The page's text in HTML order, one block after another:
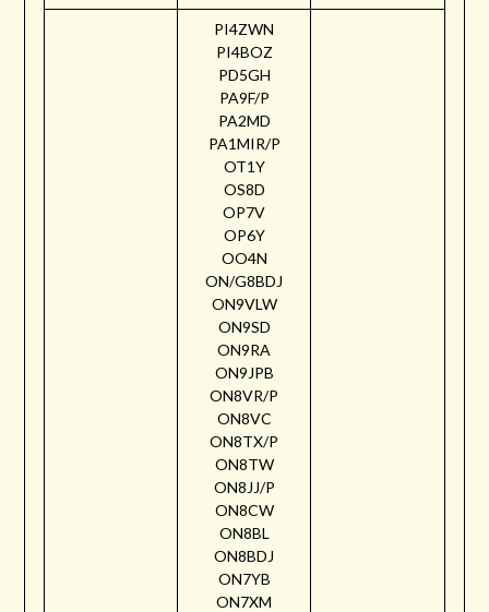
PI4ZWN
PI4BOZ
PD5GH
PA9F/P
PA2MD
PA1MIR/P
OT1Y
OS8D
OP7V
OP6Y
OO4N
ON/G8BDJ
ON9VLW
ON9SD
ON9RA
ON9JPB
ON8VR/P
ON8VC
ON8TX/P
ON8TW
ON8JJ/P
ON8CW
ON8BL
ON8BDJ
ON7YB
ON7XM